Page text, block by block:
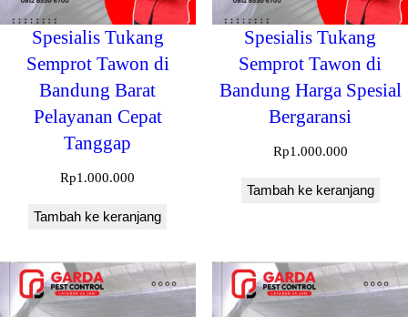
Spesialis Tukang
Semprot Tawon di
Bandung Barat
Pelayanan Cepat
Tanggap
Rp1.000.000
Tambah ke keranjang
Spesialis Tukang
Semprot Tawon di
Bandung Harga Spesial
Bergaransi
Rp1.000.000
Tambah ke keranjang